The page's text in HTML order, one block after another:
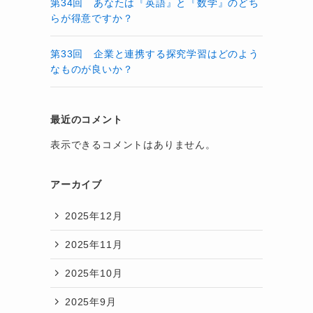
第34回 あなたは『英語』と『数学』のどち
らが得意ですか？
第33回 企業と連携する探究学習はどのよう
なものが良いか？
最近のコメント
表示できるコメントはありません。
アーカイブ
2025年12月
2025年11月
2025年10月
2025年9月